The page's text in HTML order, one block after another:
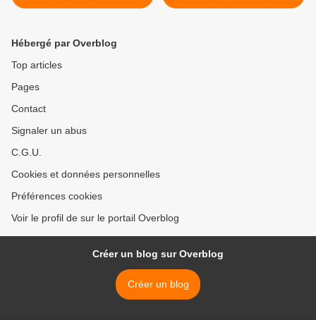
Gaz propane
Hager Ready >
Hébergé par Overblog
Top articles
Pages
Contact
Signaler un abus
C.G.U.
Cookies et données personnelles
Préférences cookies
Voir le profil de sur le portail Overblog
Créer un blog sur Overblog
Créer un blog